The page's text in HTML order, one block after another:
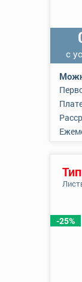
с
-25%